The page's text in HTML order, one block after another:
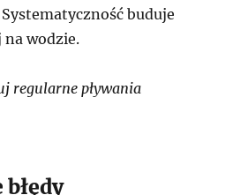
buduje
na wodzie.
regularne pływania